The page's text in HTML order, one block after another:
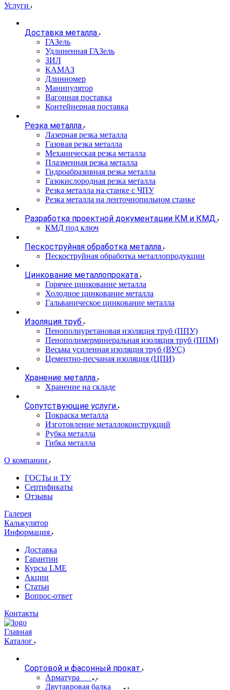
Услуги
Доставка металла
ГАЗель
Удлиненная ГАЗель
ЗИЛ
КАМАЗ
Длинномер
Манипулятор
Вагонная поставка
Контейнерная поставка
Резка металла
Лазерная резка металла
Газовая резка металла
Механическая резка металла
Плазменная резка металла
Гидроабразивная резка металла
Газокислородная резка металла
Резка металла на станке с ЧПУ
Резка металла на ленточнопильном станке
Разработка проектной документации КМ и КМД
КМД под ключ
Пескоструйная обработка металла
Пескоструйная обработка металлопродукции
Цинкование металлопроката
Горячее цинкование металла
Холодное цинкование металла
Гальваническое цинкование металла
Изоляция труб
Пенополиуретановая изоляция труб (ППУ)
Пенополимерминеральная изоляция труб (ППМ)
Весьма усиленная изоляция труб (ВУС)
Цементно-песчаная изоляция (ЦПИ)
Хранение металла
Хранение на складе
Сопутствующие услуги
Покраска металла
Изготовление металлоконструкций
Рубка металла
Гибка металла
О компании
ГОСТы и ТУ
Сертификаты
Отзывы
Галерея
Калькулятор
Информация
Доставка
Гарантии
Курсы LME
Акции
Статьи
Вопрос-ответ
Контакты
Главная
Каталог
Сортовой и фасонный прокат
Арматура
Двутавровая балка